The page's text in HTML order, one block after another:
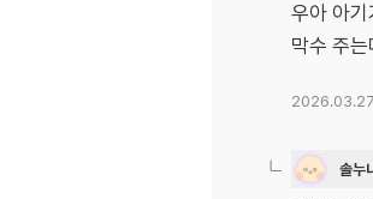
우아 아
막수 주
2026.03.27
솔누